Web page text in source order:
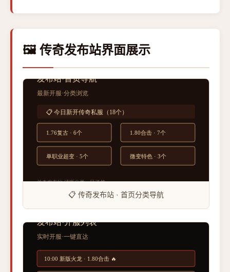
🖼️ 传奇发布站界面展示
📋 传奇发布站 · 首页分类导航